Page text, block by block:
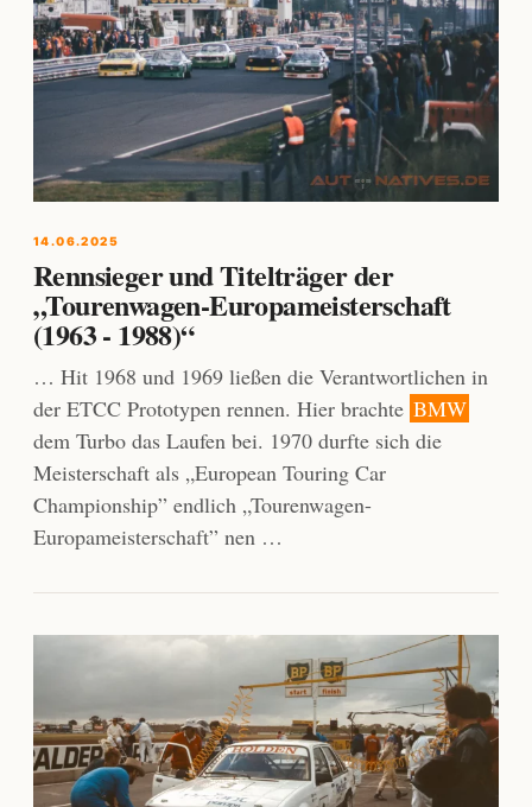
14.06.2025
Rennsieger und Titelträger der
„Tourenwagen-Europameisterschaft
(1963 - 1988)“
… Hit 1968 und 1969 ließen die Verantwortlichen in
der ETCC Prototypen rennen. Hier brachte BMW
dem Turbo das Laufen bei. 1970 durfte sich die
Meisterschaft als „European Touring Car
Championship” endlich „Tourenwagen-
Europameisterschaft” nen …